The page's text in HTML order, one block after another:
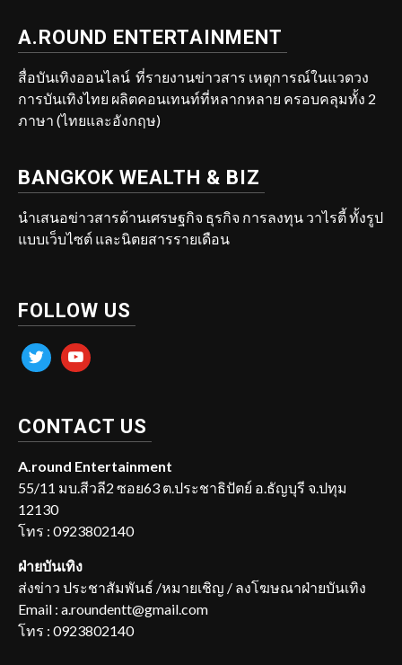
A.ROUND ENTERTAINMENT
สื่อบันเทิงออนไลน์ ที่รายงานข่าวสาร เหตุการณ์ในแวดวง
การบันเทิงไทย ผลิตคอนเทนท์ที่หลากหลาย ครอบคลุมทั้ง 2
ภาษา (ไทยและอังกฤษ)
BANGKOK WEALTH & BIZ
นำเสนอข่าวสารด้านเศรษฐกิจ ธุรกิจ การลงทุน วาไรตี้ ทั้งรูป
แบบเว็บไซต์ และนิตยสารรายเดือน
FOLLOW US
twitter youtube
CONTACT US
A.round Entertainment
55/11 มบ.สีวลี2 ซอย63 ต.ประชาธิปัตย์ อ.ธัญบุรี จ.ปทุม
12130
โทร : 0923802140
ฝ่ายบันเทิง
ส่งข่าว ประชาสัมพันธ์ /หมายเชิญ / ลงโฆษณาฝ่ายบันเทิง
Email : a.roundentt@gmail.com
โทร : 0923802140